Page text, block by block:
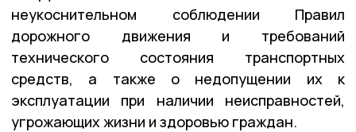
неукоснительном соблюдении Правил
дорожного движения и требований
технического состояния транспортных
средств, а также о недопущении их к
эксплуатации при наличии неисправностей,
угрожающих жизни и здоровью граждан.